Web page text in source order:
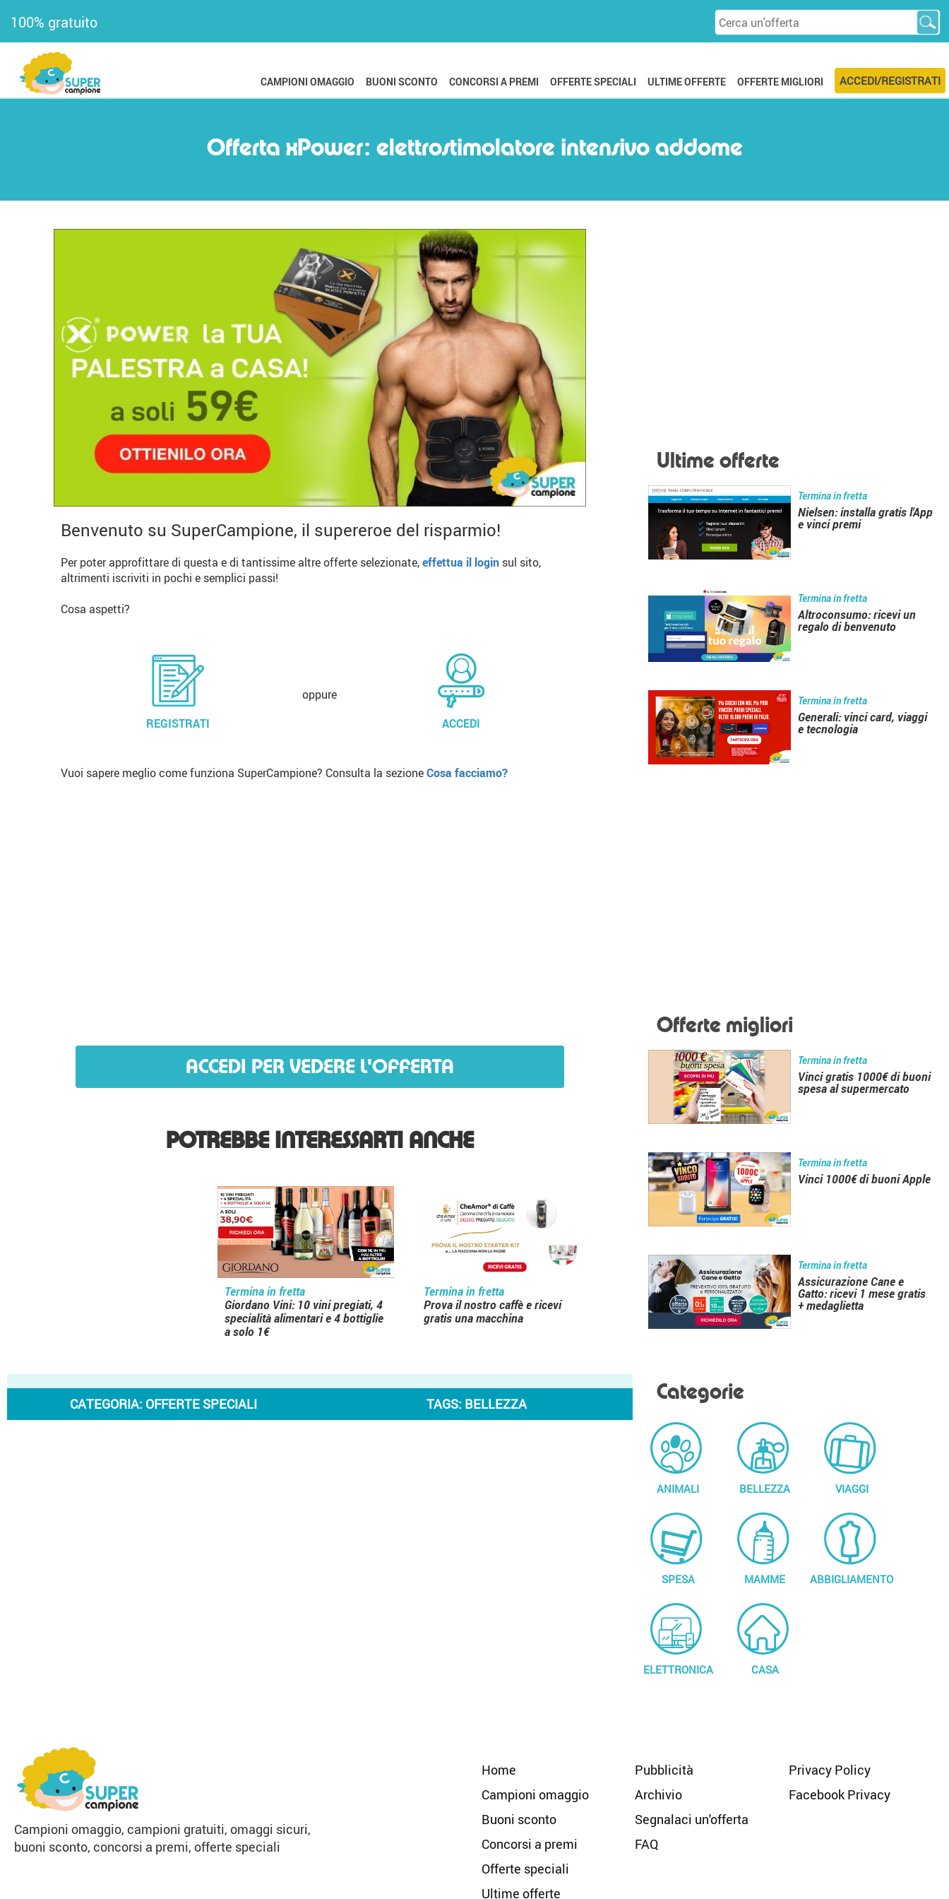
100% gratuito
ACCEDI/REGISTRATI
ULTIME OFFERTE OFFERTE MIGLIORI
CAMPIONI OMAGGIO BUONI SCONTO CONCORSI A PREMI OFFERTE SPECIALI
Offerta xPower: elettrostimolatore intensivo addome
Benvenuto su SuperCampione, il supereroe del risparmio!
Per poter approfittare di questa e di tantissime altre offerte selezionate,effettua il login sul sito,
altrimenti iscriviti in pochi e semplici passi!
Cosa aspetti?
REGISTRATI
oppure
ACCEDI
Vuoi sapere meglio come funziona SuperCampione? Consulta la sezioneCosa facciamo?
ACCEDI PER VEDERE L'OFFERTA
POTREBBE INTERESSARTI ANCHE
Termina in fretta
Giordano Vini: 10 vini pregiati, 4
specialità alimentari e 4 bottiglie
a solo 1€
Termina in fretta
Prova il nostro caffè e ricevi
gratis una macchina
CATEGORIA: OFFERTE SPECIALI TAGS: BELLEZZA
Ultime offerte
Termina in fretta
Nielsen: installa gratis l'App
e vinci premi
Termina in fretta
Altroconsumo: ricevi un
regalo di benvenuto
Termina in fretta
Generali: vinci card, viaggi
e tecnologia
Offerte migliori
Termina in fretta
Vinci gratis 1000€ di buoni
spesa al supermercato
Termina in fretta
Vinci 1000€ di buoni Apple
Termina in fretta
Assicurazione Cane e
Gatto: ricevi 1 mese gratis
+ medaglietta
Categorie
ANIMALI BELLEZZA VIAGGI
SPESA MAMME ABBIGLIAMENTO
ELETTRONICA CASA
Campioni omaggio, campioni gratuiti, omaggi sicuri,
buoni sconto, concorsi a premi, offerte speciali
Home
Campioni omaggio
Buoni sconto
Concorsi a premi
Offerte speciali
Ultime offerte
Pubblicità
Archivio
Segnalaci un'offerta
FAQ
Privacy Policy
Facebook Privacy